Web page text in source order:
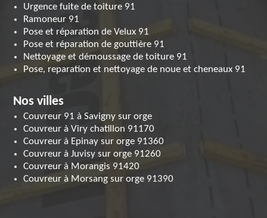
Urgence fuite de toiture 91
Ramoneur 91
Pose et réparation de Velux 91
Pose et réparation de gouttière 91
Nettoyage et démoussage de toiture 91
Pose, reparation et nettoyage de noue et cheneaux 91
Nos villes
Couvreur 91 à Savigny sur orge
Couvreur à Viry chatillon 91170
Couvreur à Epinay sur orge 91360
Couvreur à Juvisy sur orge 91260
Couvreur à Morangis 91420
Couvreur à Morsang sur orge 91390